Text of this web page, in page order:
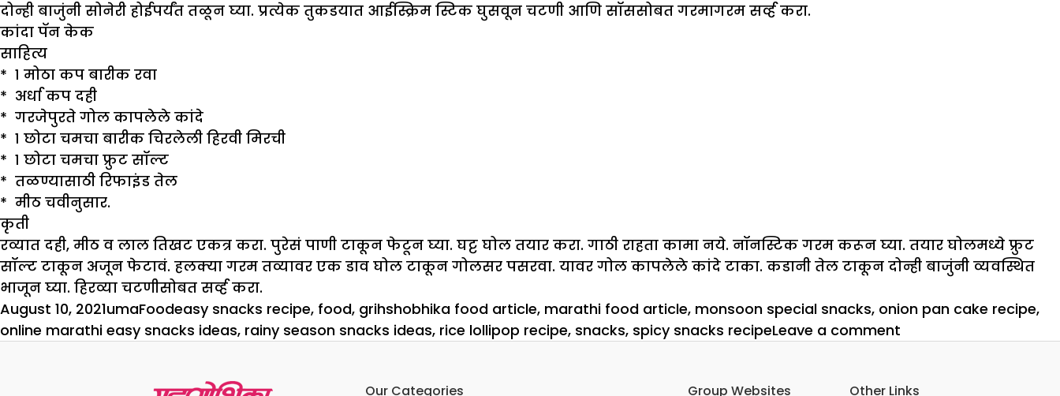
दोन्ही बाजुंनी सोनेरी होईपर्यंत तळून घ्या. प्रत्येक तुकडयात आईस्क्रिम स्टिक घुसवून चटणी आणि सॉससोबत गरमागरम सर्व्ह करा.
कांदा पॅन केक
साहित्य
* १ मोठा कप बारीक रवा
* अर्धा कप दही
* गरजेपुरते गोल कापलेले कांदे
* १ छोटा चमचा बारीक चिरलेली हिरवी मिरची
* १ छोटा चमचा फ्रुट सॉल्ट
* तळण्यासाठी रिफाइंड तेल
* मीठ चवीनुसार.
कृती
रव्यात दही, मीठ व लाल तिखट एकत्र करा. पुरेसं पाणी टाकून फेटून घ्या. घट्ट घोल तयार करा. गाठी राहता कामा नये. नॉनस्टिक गरम करून घ्या. तयार घोलमध्ये फ्रुट
सॉल्ट टाकून अजून फेटावं. हलक्या गरम तव्यावर एक डाव घोल टाकून गोलसर पसरवा. यावर गोल कापलेले कांदे टाका. कडानी तेल टाकून दोन्ही बाजुंनी व्यवस्थित
भाजून घ्या. हिरव्या चटणीसोबत सर्व्ह करा.
Posted
on
August 10, 2021Author
umaCategories
FoodTags
easy snacks recipe, food, grihshobhika food article, marathi food article, monsoon special snacks, onion pan cake recipe,
online marathi easy snacks ideas, rainy season snacks ideas, rice lollipop recipe, snacks, spicy snacks recipeLeave a comment
Our Categories Group Websites Other Links